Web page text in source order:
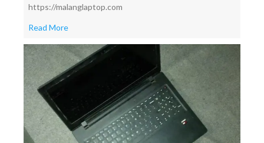
https://malanglaptop.com
Read More